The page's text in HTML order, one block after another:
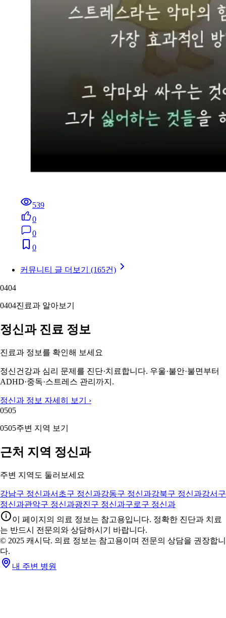
539
0
0
0
커뮤니티 글 더보기 (165건)
0404
0404진료과 알아보기
정신과 진료 정보
진료과 정보를 확인해 보세요
정신건강과 심리 문제를 진단·치료합니다. 우울·불안·불면부터
ADHD·중독·스트레스 관리까지.
정신과 정보 자세히 보기 ›
0505
0505주변 지역 보기
근처 지역 정신과
주변 지역도 둘러보세요
강남구 정신과서초구 정신과강동구 정신과강북구 정신과강서구
정신과관악구 정신과광진구 정신과구로구 정신과
이 페이지의 의료 정보는 참고용입니다. 정확한 진단과 치료
는 반드시 전문의와 상담하시기 바랍니다.
© 2025 캐시닥. 의료 정보는 참고용이며 전문의 상담을 권장합니
다.
내 주변 병원